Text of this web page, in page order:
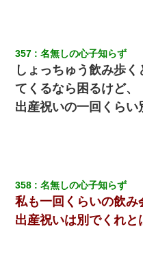
いのか！」→ 離婚後
嘘をついてフリン旅行へ出か
那「娘がシんだよ。何度も
と・・・
童貞俺、宅飲みした女友達2
婚活パーティーでよく会う美
357 名無しの心子知らず
しょっちゅう飲み歩
てくるなら困るけど、
出産祝いの一回くらい
358 名無しの心子知らず
私も一回くらいの飲
出産祝いは別でくれと